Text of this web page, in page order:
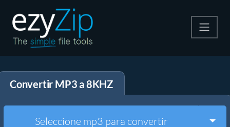
Descomprime
Convertir MP3 a 8KHZ
Seleccione mp3 para convertir